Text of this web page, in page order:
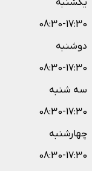
یکشنبه
08:30-17:30
دوشنبه
08:30-17:30
سه شنبه
08:30-17:30
چهارشنبه
08:30-17:30